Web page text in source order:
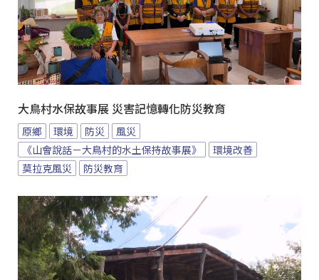
大鳥村水保故事展 災害記憶轉化防災教育
原鄉 環境 防災
風災
《山會說話－大鳥村的水土保持故事展》
環境改善
莫拉克風災
防災教育